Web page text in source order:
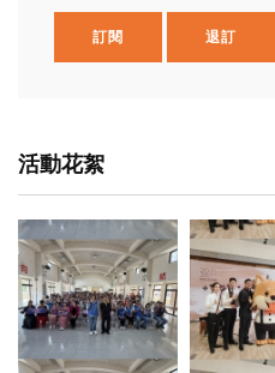
訂閱 退訂
活動花絮